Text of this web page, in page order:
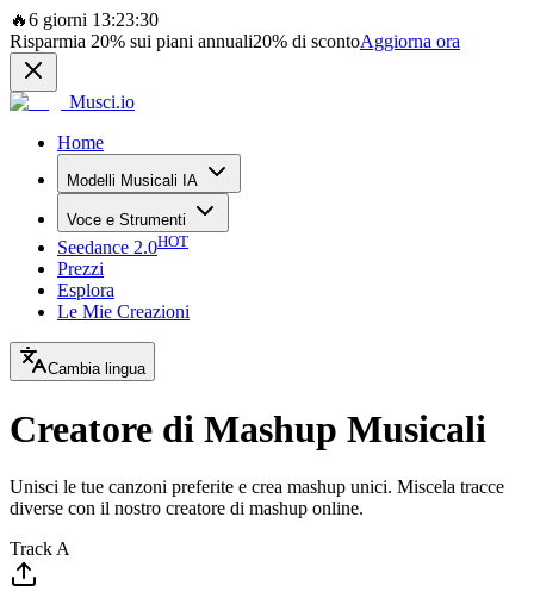
🔥6 giorni 13:23:30
Risparmia 20% sui piani annuali20% di scontoAggiorna ora
Musci.io
Home
Modelli Musicali IA
Voce e Strumenti
Seedance 2.0HOT
Prezzi
Esplora
Le Mie Creazioni
Cambia lingua
Creatore di Mashup Musicali
Unisci le tue canzoni preferite e crea mashup unici. Miscela tracce
diverse con il nostro creatore di mashup online.
Track A